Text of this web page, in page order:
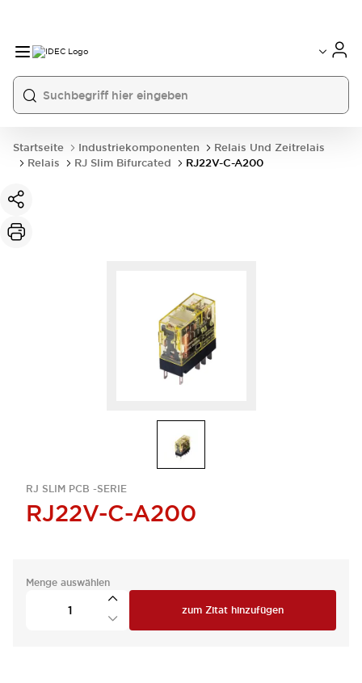
Startseite Industriekomponenten
Relais Und Zeitrelais
Relais
RJ Slim Bifurcated RJ22V-C-A200
RJ SLIM PCB -SERIE
RJ22V-C-A200
Menge auswählen
zum Zitat hinzufügen